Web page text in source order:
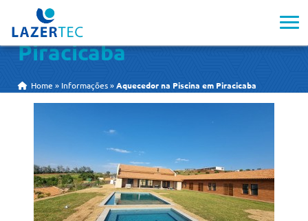
Aquecedor na Piscina em
Piracicaba
Home » Informações »Aquecedor na Piscina em Piracicaba